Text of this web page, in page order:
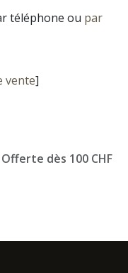
téléphone ou par
vente]
dès 100 CHF